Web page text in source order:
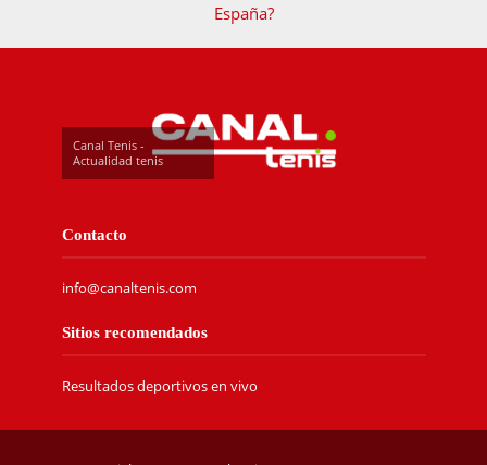
España?
Canal Tenis -
Actualidad tenis
Contacto
info@canaltenis.com
Sitios recomendados
Resultados deportivos en vivo